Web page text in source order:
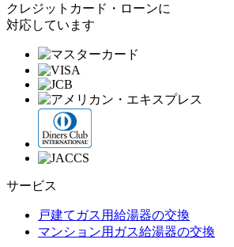
クレジットカード・ローンに
対応しています
サービス
戸建てガス用給湯器の交換
マンション用ガス給湯器の交換